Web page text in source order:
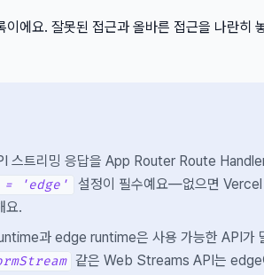
이에요. 잘못된 접근과 올바른 접근을 나란히
스트리밍 응답을 App Router Route
= 'edge'
설정이 필수예요—없으면
요.
과 edge runtime은 사용 가능한 API가
같은 Web Streams API는 edge